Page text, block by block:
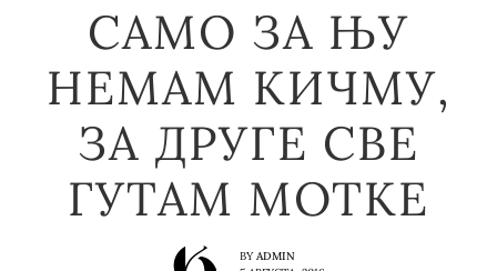
САМО ЗА ЊУ
НЕМАМ КИЧМУ,
ЗА ДРУГЕ СВЕ
ГУТАМ МОТКЕ
BY ADMIN